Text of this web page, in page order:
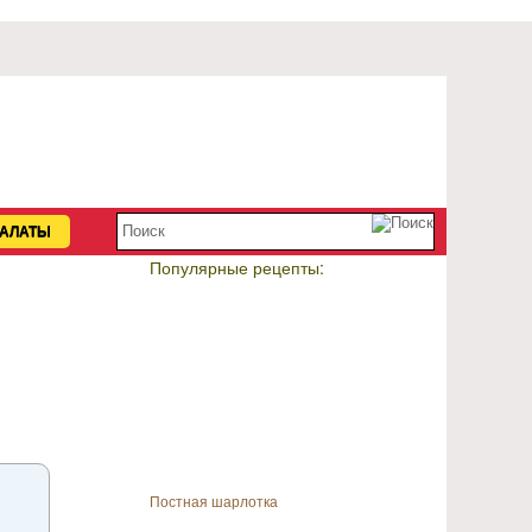
Популярные рецепты:
Постная шарлотка